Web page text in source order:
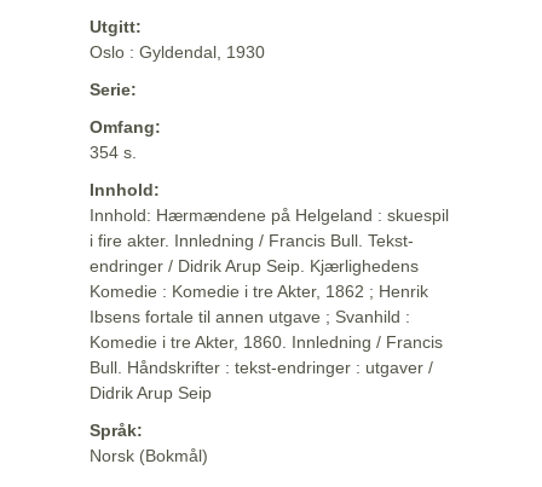
Utgitt:
Oslo : Gyldendal, 1930
Serie:
Omfang:
354 s.
Innhold:
Innhold: Hærmændene på Helgeland : skuespil
i fire akter. Innledning / Francis Bull. Tekst-
endringer / Didrik Arup Seip. Kjærlighedens
Komedie : Komedie i tre Akter, 1862 ; Henrik
Ibsens fortale til annen utgave ; Svanhild :
Komedie i tre Akter, 1860. Innledning / Francis
Bull. Håndskrifter : tekst-endringer : utgaver /
Didrik Arup Seip
Språk:
Norsk (Bokmål)